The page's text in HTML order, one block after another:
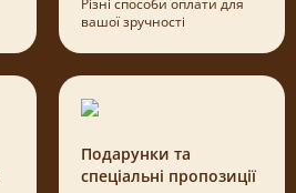
вашої зручності
Подарунки та
спеціальні пропозиції